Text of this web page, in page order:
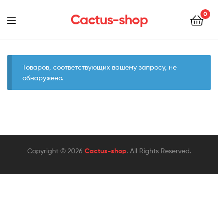
Cactus-shop 0
Menu
Товаров, соответствующих вашему запросу, не
обнаружено.
Copyright © 2026 Cactus-shop. All Rights Reserved.